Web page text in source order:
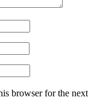
browser for the next